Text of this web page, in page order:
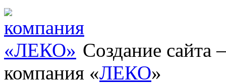
Создание сайта
компания «ЛЕКО»